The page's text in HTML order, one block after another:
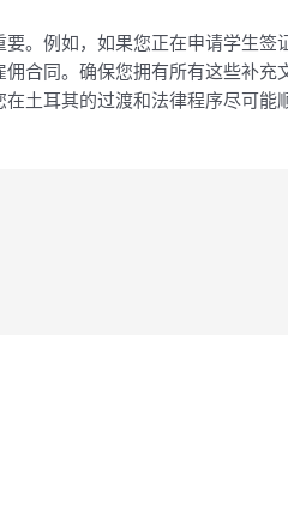
。例如，如果您正在申请学生
合同。确保您拥有所有这些补
土耳其的过渡和法律程序尽可能